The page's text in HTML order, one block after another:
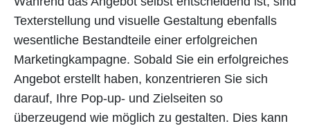
Texterstellung und visuelle Gestaltung ebenfalls
wesentliche Bestandteile einer erfolgreichen
Marketingkampagne. Sobald Sie ein erfolgreiches
Angebot erstellt haben, konzentrieren Sie sich
darauf, Ihre Pop-up- und Zielseiten so
überzeugend wie möglich zu gestalten. Dies kann